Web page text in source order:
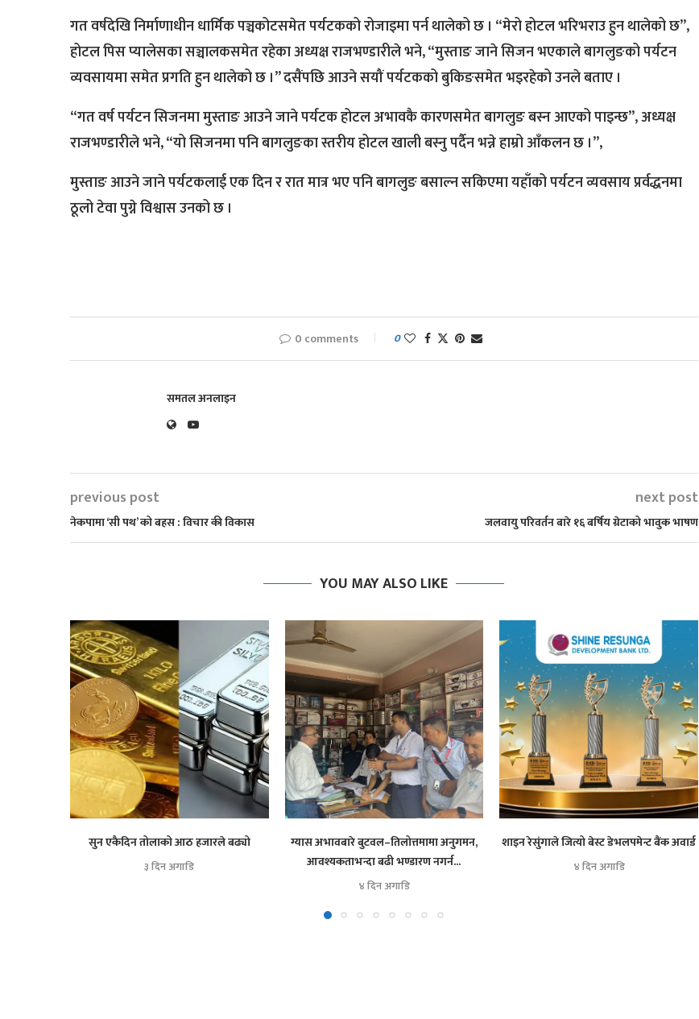
गत वर्षदेखि निर्माणाधीन धार्मिक पञ्चकोटसमेत पर्यटकको रोजाइमा पर्न थालेको छ । “मेरो होटल भरिभराउ हुन थालेको छ”,
होटल पिस प्यालेसका सञ्चालकसमेत रहेका अध्यक्ष राजभण्डारीले भने, “मुस्ताङ जाने सिजन भएकाले बागलुङको पर्यटन
व्यवसायमा समेत प्रगति हुन थालेको छ ।” दसैंपछि आउने सयौं पर्यटकको बुकिङसमेत भइरहेको उनले बताए ।
“गत वर्ष पर्यटन सिजनमा मुस्ताङ आउने जाने पर्यटक होटल अभावकै कारणसमेत बागलुङ बस्न आएको पाइन्छ”, अध्यक्ष
राजभण्डारीले भने, “यो सिजनमा पनि बागलुङका स्तरीय होटल खाली बस्नु पर्दैन भन्ने हाम्रो आँकलन छ ।”,
मुस्ताङ आउने जाने पर्यटकलाई एक दिन र रात मात्र भए पनि बागलुङ बसाल्न सकिएमा यहाँको पर्यटन व्यवसाय प्रर्वद्धनमा
ठूलो टेवा पुग्ने विश्वास उनको छ ।
0 comments 0
समतल अनलाइन
previous post
नेकपामा ‘सी पथ’ को बहस : विचार की विकास
next post
जलवायु परिवर्तन बारे १६ बर्षिय ग्रेटाको भावुक भाषण
YOU MAY ALSO LIKE
सुन एकैदिन तोलाको आठ हजारले बढ्यो
३ दिन अगाडि
ग्यास अभावबारे बुटवल–तिलोत्तमामा अनुगमन,
आवश्यकताभन्दा बढी भण्डारण नगर्न...
४ दिन अगाडि
शाइन रेसुंगाले जित्यो बेस्ट डेभलपमेन्ट बैंक अवार्ड
४ दिन अगाडि